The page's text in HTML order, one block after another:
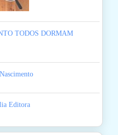
TODOS DORMAM
Editora